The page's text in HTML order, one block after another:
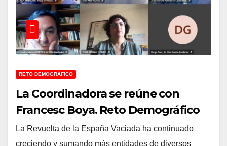
RETO DEMOGRÁFICO
La Coordinadora se reúne con
Francesc Boya. Reto Demográfico
La Revuelta de la España Vaciada ha continuado
creciendo y sumando más entidades de diversos